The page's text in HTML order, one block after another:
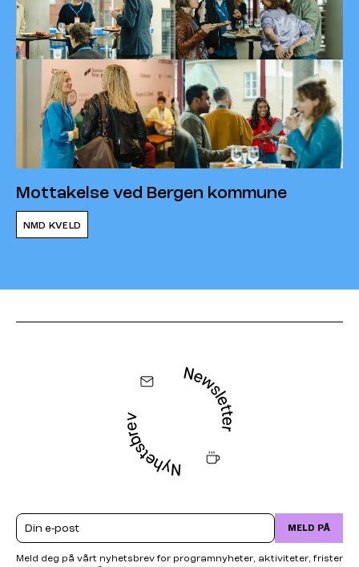
Mottakelse ved Bergen kommune
NMD KVELD
Email MELD PÅ
Meld deg på vårt nyhetsbrev for programnyheter, aktiviteter, frister